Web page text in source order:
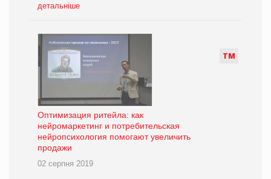
детальніше
ТМ
Оптимизация ритейла: как
нейромаркетинг и потребительская
нейропсихология помогают увеличить
продажи
02 серпня 2019